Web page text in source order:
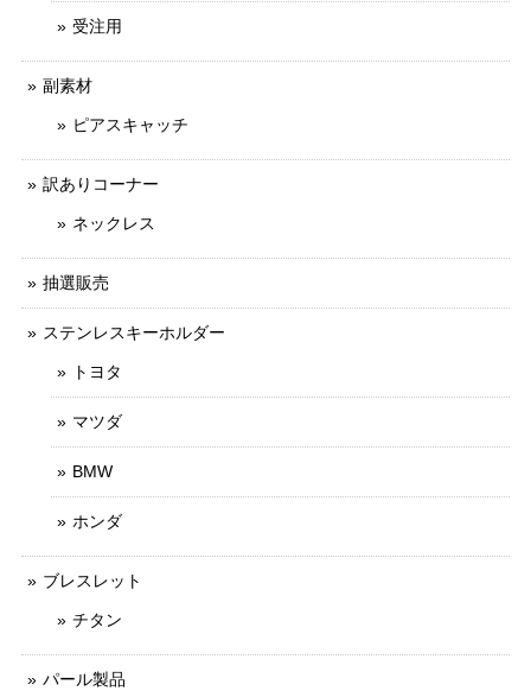
受注用
副素材
ピアスキャッチ
訳ありコーナー
ネックレス
抽選販売
ステンレスキーホルダー
トヨタ
マツダ
BMW
ホンダ
ブレスレット
チタン
パール製品